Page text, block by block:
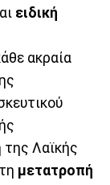
ειδική
ακραία
Λαϊκής
μετατροπή